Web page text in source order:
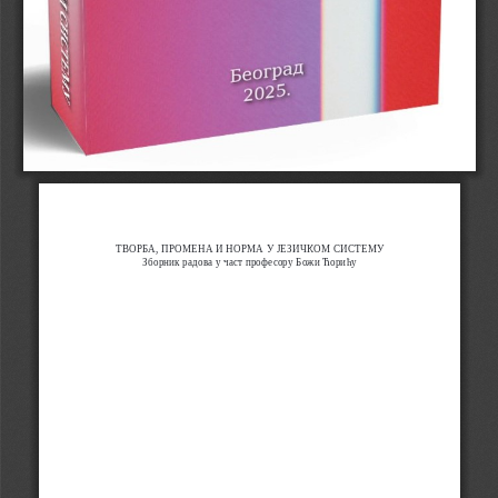
ТВОРБА, ПРОМЕНА И НОРМА У ЈЕЗИЧКОМ СИСТЕМУ
Зборник радова у част професору Божи Ћорићу